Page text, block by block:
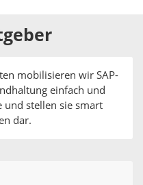
mobilisieren wir SAP-
einfach und
und stellen sie smart
dar.